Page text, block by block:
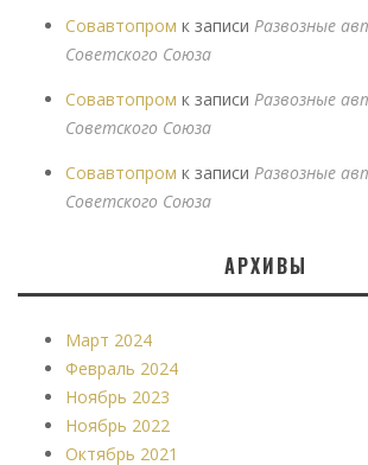
Совавтопром к записи Развозные
Советского Союза
Совавтопром к записи Развозные
Советского Союза
Совавтопром к записи Развозные
Советского Союза
АРХИВЫ
Март 2024
Февраль 2024
Ноябрь 2023
Ноябрь 2022
Октябрь 2021